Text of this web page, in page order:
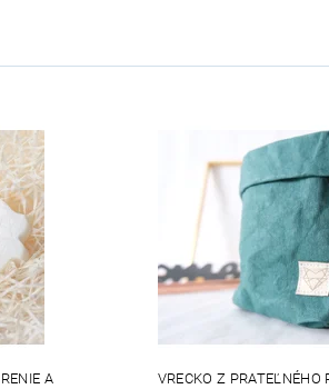
A
VRECKO Z PRATEĽNÉHO